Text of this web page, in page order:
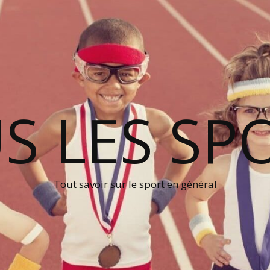
LES
Tout savoir sur le sport en général